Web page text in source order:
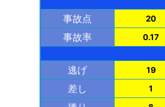
事故点 20
事故率 0.17
逃げ 19
差し 1